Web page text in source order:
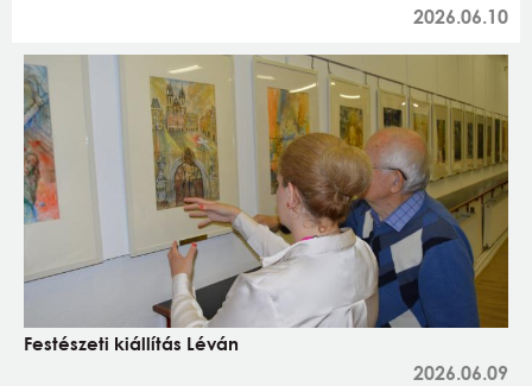
2026.06.10
Festészeti kiállítás Léván
2026.06.09